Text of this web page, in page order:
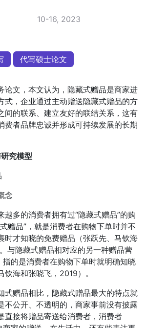
10-16, 2023
代写硕士论文
论文，本文认为，隐藏式赠品是商家进
式，企业通过主动赠送隐藏式赠品的方
间的联系、建立友好的联结关系，这有
费者品牌忠诚并形成可持续发展的长期
究模型
念
越多的消费者拥有过“隐藏式赠品”的购
赠品”，就是消费者在购物下单时并不
时才知晓的免费赠品（张跃先、马钦海
与隐藏式赠品相对应的另一种赠品营
指的是消费者在购物下单时就明确知晓
钦海和张晓飞，2019）。
式赠品相比，隐藏式赠品最大的特点就
不公开、不透明的，商家事前没有披露
直接将赠品寄送给消费者，消费者